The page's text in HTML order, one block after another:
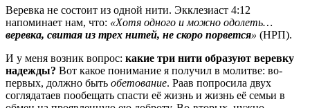
Веревка не состоит из одной нити. Экклезиаст 4:12
напоминает нам, что: «Хотя одного и можно одолеть…
веревка, свитая из трех нитей, не скоро порвется» (НРП).
И у меня возник вопрос: какие три нити образуют веревку
надежды? Вот какое понимание я получил в молитве: во-
первых, должно быть обетование. Раав попросила двух
соглядатаев пообещать спасти её жизнь и жизнь её семьи в